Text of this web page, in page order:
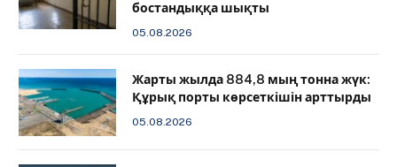
бостандыққа шықты
05.08.2026
Жарты жылда 884,8 мың тонна жүк:
Құрық порты көрсеткішін арттырды
05.08.2026